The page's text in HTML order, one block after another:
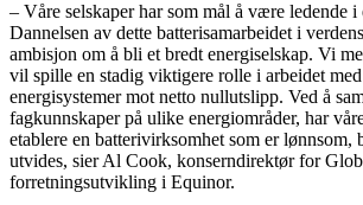
– Våre selskaper har som mål å være ledende
Dannelsen av dette batterisamarbeidet i
ambisjon om å bli et bredt energiselskap. Vi
vil spille en stadig viktigere rolle i arbeidet
energisystemer mot netto nullutslipp. Ved å
fagkunnskaper på ulike energiområder, har
etablere en batterivirksomhet som er
utvides, sier Al Cook, konserndirektør for
forretningsutvikling i Equinor.